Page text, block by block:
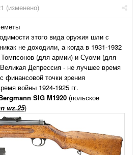
(изменено)
этого вида оружия шли с
не доходили, а когда в 1931-1932
Томпсонов (для армии) и Суоми (для
Депрессия - не лучшее время
финансовой точки зрения
войны 1924-1925 гг.
SIG M1920 (польское
wz.25)